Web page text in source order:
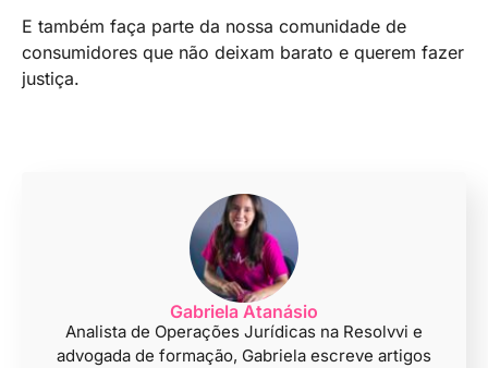
E também faça parte da nossa comunidade de
consumidores que não deixam barato e querem fazer
justiça.
Gabriela Atanásio
Analista de Operações Jurídicas na Resolvvi e
advogada de formação, Gabriela escreve artigos